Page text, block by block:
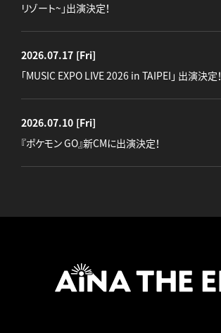
リゾート~」出演決定！
2026.07.17 [Fri]
「MUSIC EXPO LIVE 2026 in TAIPEI」 出演決定！
2026.07.10 [Fri]
『ポケモン GO』新CMに出演決定！